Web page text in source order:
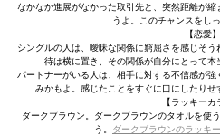
なかなか進展がなかった取引先と、突然距離が
うよ。このチャンスをし
【恋愛】
シングルの人は、曖昧な関係に窮屈さを感じそ
待は横に置き、その関係が自分にとって本
パートナーがいる人は、相手に対する不信感が
みかもよ。感じたことをすぐに口にしたりせ
【ラッキーカ
ダークブラウン。ダークブラウンのタオルを使
う。 ダークブラウンのラッキ